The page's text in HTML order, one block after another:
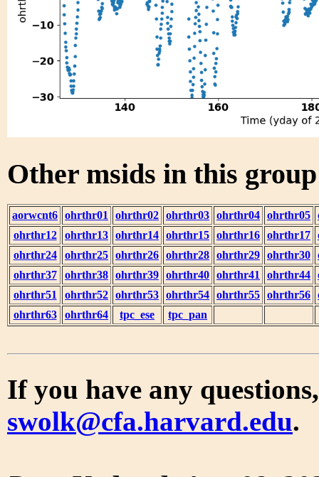
Other msids in this
aorwcnt6 ohrthr01 ohrthr02 ohrthr03 ohrthr04 ohrthr05
ohrthr12
ohrthr13 ohrthr14 ohrthr15 ohrthr16 ohrthr17
ohrthr24
ohrthr25 ohrthr26 ohrthr28 ohrthr29 ohrthr30
ohrthr37
ohrthr38 ohrthr39 ohrthr40 ohrthr41 ohrthr44
ohrthr51
ohrthr52 ohrthr53 ohrthr54 ohrthr55 ohrthr56
ohrthr63
ohrthr64 tpc_ese tpc_pan
If you have any
swolk@cfa.harvard.edu.